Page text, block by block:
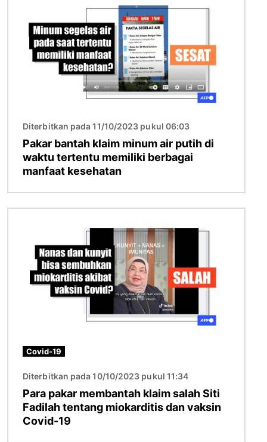
Diterbitkan pada 11/10/2023 pukul 06:03
Pakar bantah klaim minum air putih di
waktu tertentu memiliki berbagai
manfaat kesehatan
Covid-19
Diterbitkan pada 10/10/2023 pukul 11:34
Para pakar membantah klaim salah Siti
Fadilah tentang miokarditis dan vaksin
Covid-19